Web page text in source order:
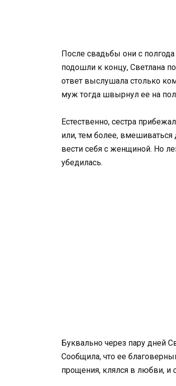
После свадьбы они с
подошли к концу, Светлана
ответ выслушала столько
муж тогда швырнул ее на пол
Естественно, сестра
или, тем более,
вести себя с женщиной. Но
убедилась.
Буквально через пару дней
Сообщила, что ее
прощения, клялся в любви, и